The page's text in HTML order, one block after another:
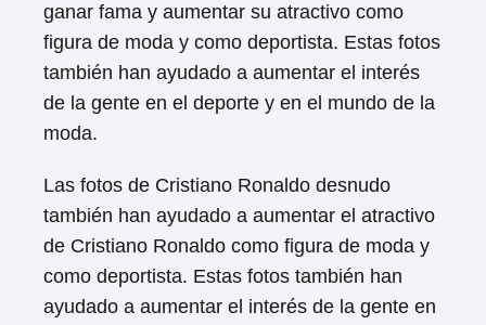
ganar fama y aumentar su atractivo como
figura de moda y como deportista. Estas fotos
también han ayudado a aumentar el interés
de la gente en el deporte y en el mundo de la
moda.
Las fotos de Cristiano Ronaldo desnudo
también han ayudado a aumentar el atractivo
de Cristiano Ronaldo como figura de moda y
como deportista. Estas fotos también han
ayudado a aumentar el interés de la gente en